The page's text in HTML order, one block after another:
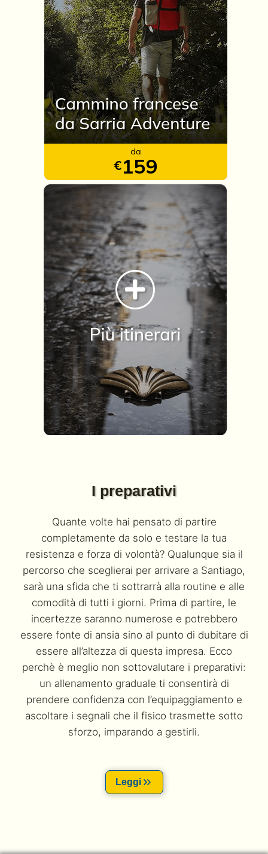
I preparativi
Quante volte hai pensato di partire
completamente da solo e testare la tua
resistenza e forza di volontà? Qualunque sia il
percorso che sceglierai per arrivare a Santiago,
sarà una sfida che ti sottrarrà alla routine e alle
comodità di tutti i giorni. Prima di partire, le
incertezze saranno numerose e potrebbero
essere fonte di ansia sino al punto di dubitare di
essere all’altezza di questa impresa. Ecco
perchè è meglio non sottovalutare i preparativi:
un allenamento graduale ti consentirà di
prendere confidenza con l’equipaggiamento e
ascoltare i segnali che il fisico trasmette sotto
sforzo, imparando a gestirli.
Leggi